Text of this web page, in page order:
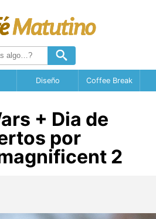
Diseño Coffee Break
+ Dia de
por
2